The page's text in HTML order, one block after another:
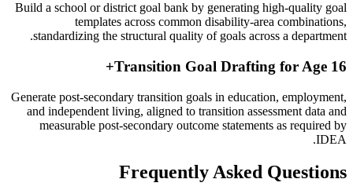
Build a school or district goal bank by generating high-quality goal
templates across common disability-area combinations,
standardizing the structural quality of goals across a department.
Transition Goal Drafting for Age 16+
Generate post-secondary transition goals in education, employment,
and independent living, aligned to transition assessment data and
measurable post-secondary outcome statements as required by
IDEA.
Frequently Asked Questions